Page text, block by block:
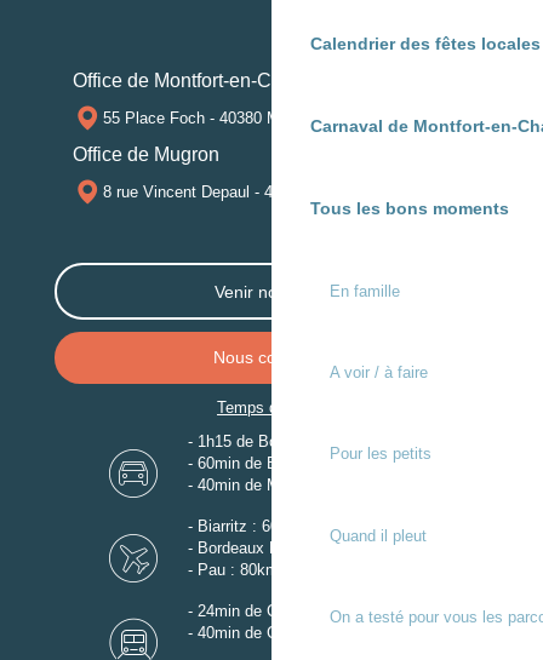
Calendrier des fêtes
Carnaval de Montfort-en-
Tous les bons moments
En famille
A voir / à faire
Pour les petits
Quand il pleut
On a testé pour vous les
Office de Montfort-en-Chalosse
55 Place Foch - 40380 MONTFORT-EN-CHALOSSE
Office de Mugron
8 rue Vincent Depaul - 40250 MUGRON
Venir nous voir
Nous contacter
Temps de trajet
- 1h15 de Bordeaux
- 60min de Biarritz
- 40min de Mont-de-Marsan
- Biarritz : 60km
- Bordeaux Mérignac : 110km
- Pau : 80km
- 24min de Gare de Dax
- 40min de Gare de Mont-de-Marsan